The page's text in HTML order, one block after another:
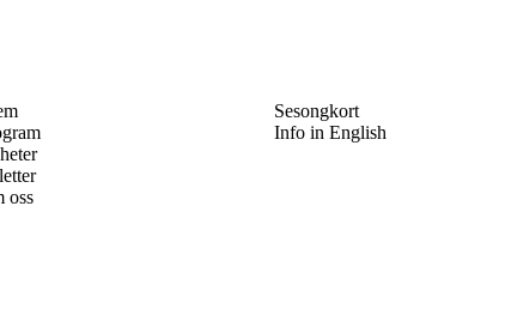
oss
Sesongkort
Info in English